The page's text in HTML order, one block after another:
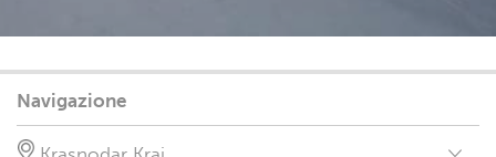
Navigazione